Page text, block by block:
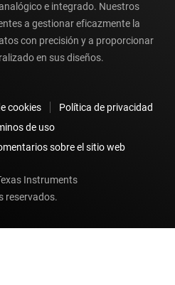
e integrado. Nuestros
a gestionar eficazmente la
con precisión y a proporcionar
en sus diseños.
cookies
Política de privacidad
de uso
sobre el sitio web
Instruments
reservados.